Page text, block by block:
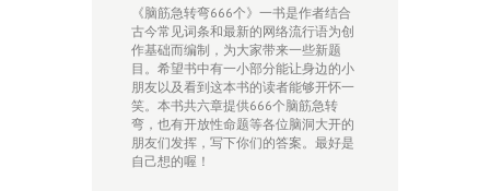
《脑筋急转弯666个》一书是作者结合
古今常见词条和最新的网络流行语为创
作基础而编制，为大家带来一些新题
目。希望书中有一小部分能让身边的小
朋友以及看到这本书的读者能够开怀一
笑。本书共六章提供666个脑筋急转
弯，也有开放性命题等各位脑洞大开的
朋友们发挥，写下你们的答案。最好是
自己想的喔！